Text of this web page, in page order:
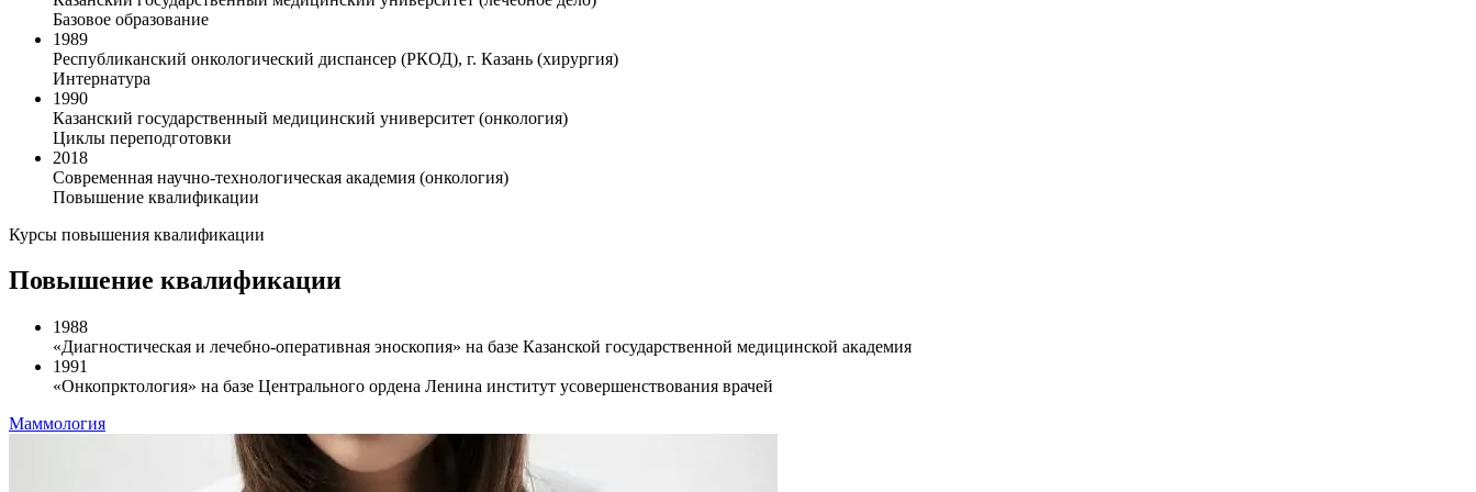
Базовое образование
1989
Республиканский онкологический диспансер (РКОД), г. Казань (хирургия)
Интернатура
1990
Казанский государственный медицинский университет (онкология)
Циклы переподготовки
2018
Современная научно-технологическая академия (онкология)
Повышение квалификации
Курсы повышения квалификации
Повышение квалификации
1988
«Диагностическая и лечебно-оперативная эноскопия» на базе Казанской государственной медицинской академия
1991
«Онкопрктология» на базе Центрального ордена Ленина институт усовершенствования врачей
Маммология